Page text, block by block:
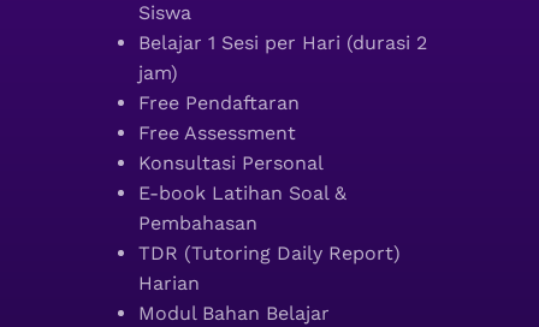
Siswa
Belajar 1 Sesi per Hari (durasi 2
jam)
Free Pendaftaran
Free Assessment
Konsultasi Personal
E-book Latihan Soal &
Pembahasan
TDR (Tutoring Daily Report)
Harian
Modul Bahan Belajar